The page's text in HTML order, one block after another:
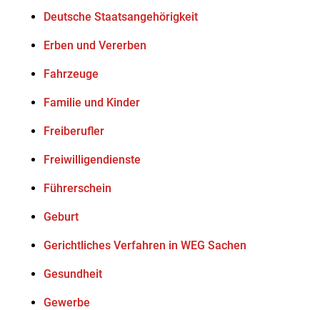
Deutsche Staatsangehörigkeit
Erben und Vererben
Fahrzeuge
Familie und Kinder
Freiberufler
Freiwilligendienste
Führerschein
Geburt
Gerichtliches Verfahren in WEG Sachen
Gesundheit
Gewerbe